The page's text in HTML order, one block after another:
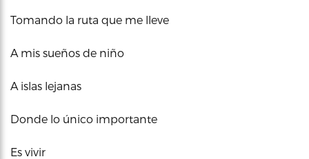
Tomando la ruta que me lleve
A mis sueños de niño
A islas lejanas
Donde lo único importante
Es vivir